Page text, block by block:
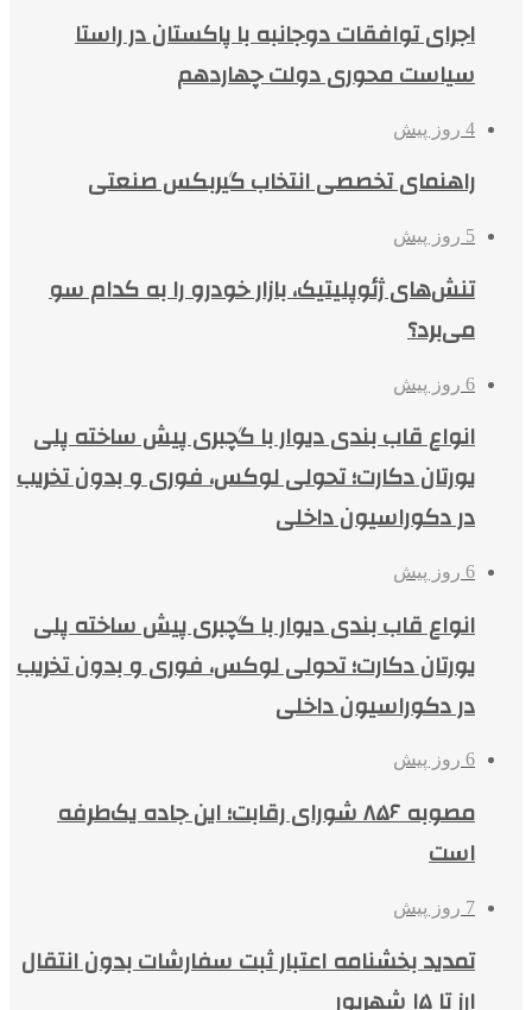
اجرای توافقات دوجانبه با پاکستان در راستا
سیاست محوری دولت چهاردهم
4 روز پیش
راهنمای تخصصی انتخاب گیربکس صنعتی
5 روز پیش
تنش‌های ژئوپلیتیک، بازار خودرو را به کدام سو
می‌برد؟
6 روز پیش
انواع قاب بندی دیوار با گچبری پیش ساخته پلی
یورتان دکارت؛ تحولی لوکس، فوری و بدون تخریب
در دکوراسیون داخلی
6 روز پیش
انواع قاب بندی دیوار با گچبری پیش ساخته پلی
یورتان دکارت؛ تحولی لوکس، فوری و بدون تخریب
در دکوراسیون داخلی
6 روز پیش
مصوبه ۸۵۶ شورای رقابت؛ این جاده یک‌طرفه
است
7 روز پیش
تمدید بخشنامه اعتبار ثبت سفارشات بدون انتقال
ارز تا ۱۵ شهریور